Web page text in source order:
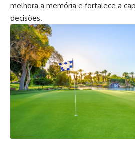
melhora a memória e fortalece a
decisões.